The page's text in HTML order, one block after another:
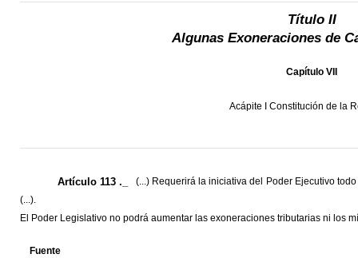
Título II
Algunas Exoneraciones de
Capítulo VII
Acápite I Constitución de la
Artículo 113 ._
(...) Requerirá la iniciativa del Poder Ejecutivo
(...).
El Poder Legislativo no podrá aumentar las exoneraciones tributarias ni los
Fuente